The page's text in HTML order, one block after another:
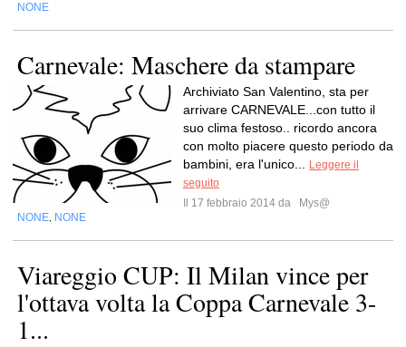
NONE
Carnevale: Maschere da stampare
Archiviato San Valentino, sta per
arrivare CARNEVALE...con tutto il
suo clima festoso.. ricordo ancora
con molto piacere questo periodo da
bambini, era l'unico...
Leggere il
seguito
Il 17 febbraio 2014 da
Mys@
NONE NONE
Viareggio CUP: Il Milan vince per
l'ottava volta la Coppa Carnevale 3-
1...